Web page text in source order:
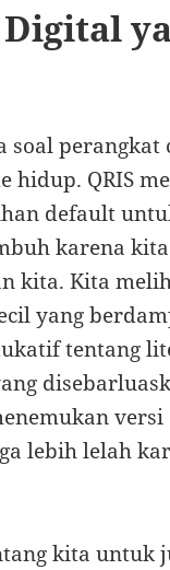
perangkat
QRIS
default
karena
kita. Kita
yang
tentang
lebih lelah
kita